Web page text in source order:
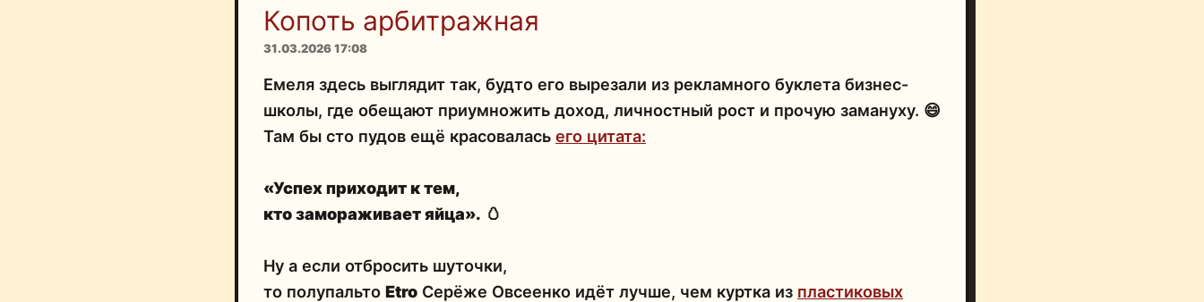
Копоть арбитражная
31.03.2026 17:08
Емеля здесь выглядит так, будто его вырезали из рекламного буклета бизнес-
школы, где обещают приумножить доход, личностный рост и прочую замануху. 😄
Там бы сто пудов ещё красовалась его цитата:
«Успех приходит к тем,
кто замораживает яйца». 🥚
Ну а если отбросить шуточки,
то полупальто Etro Серёже Овсеенко идёт лучше, чем куртка из пластиковых